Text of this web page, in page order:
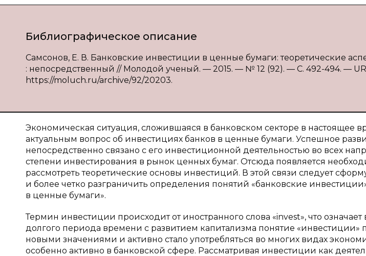
Библиографическое описание
Самсонов, Е. В. Банковские инвестиции в ценные бумаги: теоретические
: непосредственный // Молодой ученый. — 2015. — № 12 (92). — С. 492-494. —
https://moluch.ru/archive/92/20203.
Экономическая ситуация, сложившаяся в банковском секторе в настоящее
актуальным вопрос об инвестициях банков в ценные бумаги. Успешное
непосредственно связано с его инвестиционной деятельностью во всех
степени инвестирования в рынок ценных бумаг. Отсюда появляется
рассмотреть теоретические основы инвестиций. В этой связи следует
и более четко разграничить определения понятий «банковские
в ценные бумаги».
Термин инвестиции происходит от иностранного слова «invest», что
долгого периода времени с развитием капитализма понятие «инвестиции»
новыми значениями и активно стало употребляться во многих видах
особенно активно в банковской сфере. Рассматривая инвестиции как